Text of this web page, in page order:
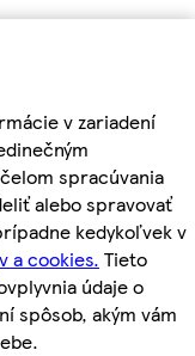
v zariadení
spracúvania
alebo spravovať
kedykoľvek v
a cookies. Tieto
údaje o
spôsob, akým vám